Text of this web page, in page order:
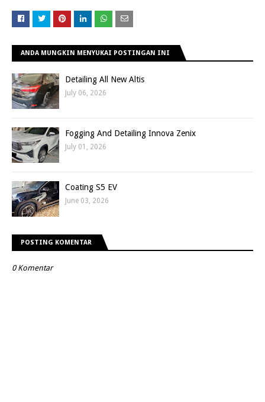
ANDA MUNGKIN MENYUKAI POSTINGAN INI
Detailing All New Altis
July 06, 2026
Fogging And Detailing Innova Zenix
July 01, 2026
Coating S5 EV
June 03, 2026
POSTING KOMENTAR
0 Komentar